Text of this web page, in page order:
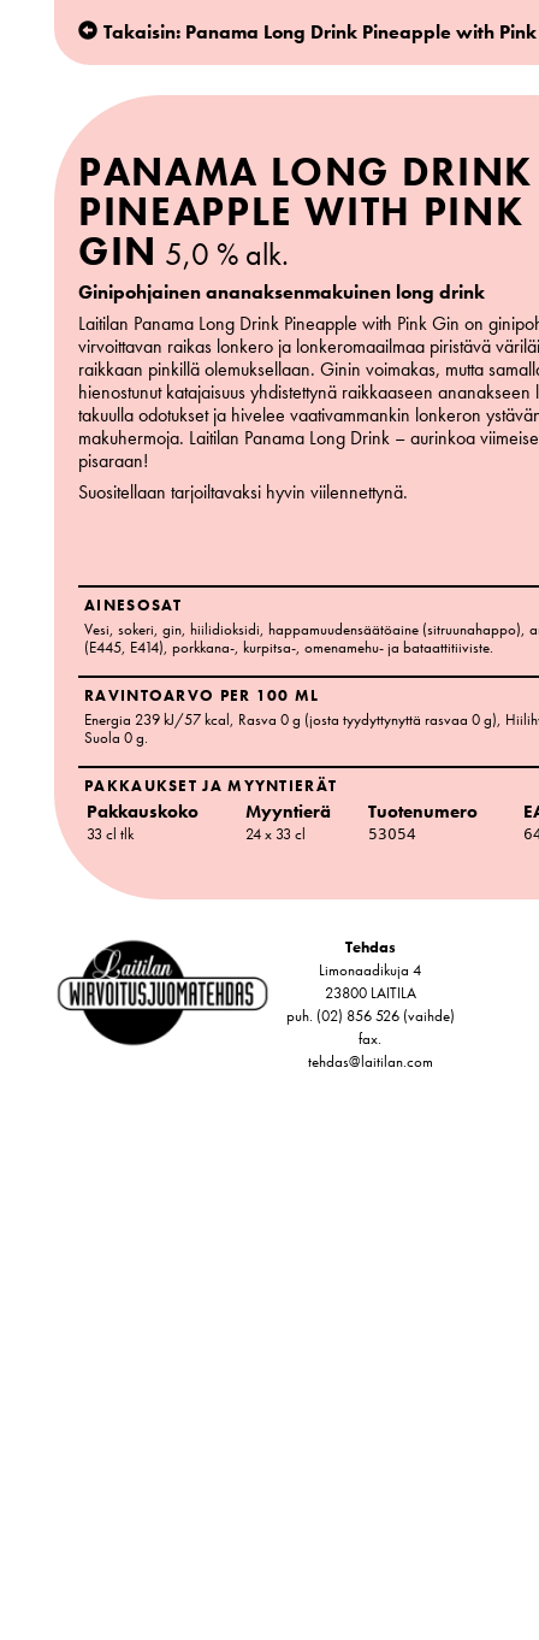
Takaisin: Panama Long Drink Pineapple with
PANAMA LONG DRINK
PINEAPPLE WITH PINK
GIN 5,0 % alk.
Ginipohjainen ananaksenmakuinen long drink
Laitilan Panama Long Drink Pineapple with Pink Gin on
virvoittavan raikas lonkero ja lonkeromaailmaa piristävä
raikkaan pinkillä olemuksellaan. Ginin voimakas, mutta
hienostunut katajaisuus yhdistettynä raikkaaseen ananakseen
takuulla odotukset ja hivelee vaativammankin lonkeron
makuhermoja. Laitilan Panama Long Drink – aurinkoa
pisaraan!
Suositellaan tarjoiltavaksi hyvin viilennettynä.
AINESOSAT
Vesi, sokeri, gin, hiilidioksidi, happamuudensäätöaine (sitruunahappo),
(E445, E414), porkkana-, kurpitsa-, omenamehu- ja bataattitiiviste.
RAVINTOARVO PER 100 ML
Energia 239 kJ/57 kcal, Rasva 0 g (josta tyydyttynyttä rasvaa 0 g),
Suola 0 g.
PAKKAUKSET JA MYYNTIERÄT
Pakkauskoko Myyntierä Tuotenumero
33 cl tlk 24 x 33 cl 53054
Tehdas
Limonaadikuja 4
23800 LAITILA
puh. (02) 856 526 (vaihde)
fax.
tehdas@laitilan.com